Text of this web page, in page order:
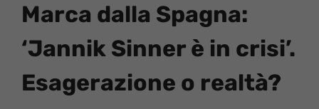
Marca dalla Spagna:
‘Jannik Sinner è in crisi’.
Esagerazione o realtà?